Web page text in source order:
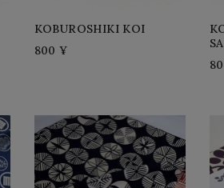
KOBUROSHIKI KOI
800 ¥